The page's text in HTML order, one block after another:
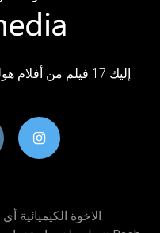
إليك 17 فيلم من
الاخوة الكيميائية